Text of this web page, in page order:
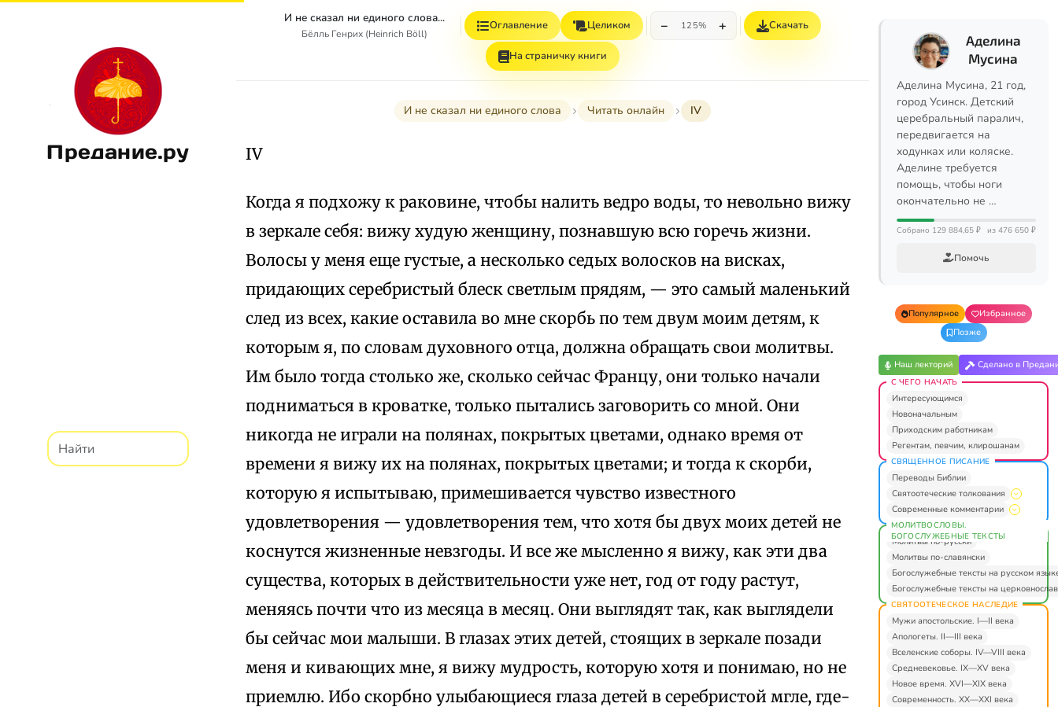
Предание.ру
И не сказал ни единого слова...
Бёлль Генрих (Heinrich Böll)
Оглавление Целиком − 125% + Скачать
На страничку книги
И не сказал ни единого слова Читать онлайн IV
IV
Когда я подхожу к раковине, чтобы налить ведро воды, то невольно вижу
в зеркале себя: вижу худую женщину, познавшую всю горечь жизни.
Волосы у меня еще густые, а несколько седых волосков на висках,
придающих серебристый блеск светлым прядям, — это самый маленький
след из всех, какие оставила во мне скорбь по тем двум моим детям, к
которым я, по словам духовного отца, должна обращать свои молитвы.
Им было тогда столько же, сколько сейчас Францу, они только начали
подниматься в кроватке, только пытались заговорить со мной. Они
никогда не играли на полянах, покрытых цветами, однако время от
времени я вижу их на полянах, покрытых цветами; и тогда к скорби,
которую я испытываю, примешивается чувство известного
удовлетворения — удовлетворения тем, что хотя бы двух моих детей не
коснутся жизненные невзгоды. И все же мысленно я вижу, как эти два
существа, которых в действительности уже нет, год от году растут,
меняясь почти что из месяца в месяц. Они выглядят так, как выглядели
бы сейчас мои малыши. В глазах этих детей, стоящих в зеркале позади
меня и кивающих мне, я вижу мудрость, которую хотя и понимаю, но не
приемлю. Ибо скорбно улыбающиеся глаза детей в серебристой мгле, где-
Аделина
Мусина
Аделина Мусина, 21 год,
город Усинск. Детский
церебральный паралич,
передвигается на
ходунках или коляске.
Аделине требуется
помощь, чтобы ноги
окончательно не …
Собрано 129 884,65 ₽ из 476 650 ₽
Помочь
Популярное
Избранное
Позже
Наш лекторий Сделано в
С ЧЕГО НАЧАТЬ
Интересующимся
Новоначальным
Приходским работникам
Регентам, певчим, клирошанам
СВЯЩЕННОЕ ПИСАНИЕ
Переводы Библии
Святоотеческие толкования
Современные комментарии
МОЛИТВОСЛОВЫ.
БОГОСЛУЖЕБНЫЕ ТЕКСТЫ
Молитвы по-русски
Молитвы по-славянски
Богослужебные тексты на русском
Богослужебные тексты на
СВЯТООТЕЧЕСКОЕ НАСЛЕДИЕ
Мужи апостольские. I—II века
Апологеты. II—III века
Вселенские соборы. IV—VIII века
Средневековье. IX—XV века
Новое время. XVI—XIX века
Современность. XX—XXI века